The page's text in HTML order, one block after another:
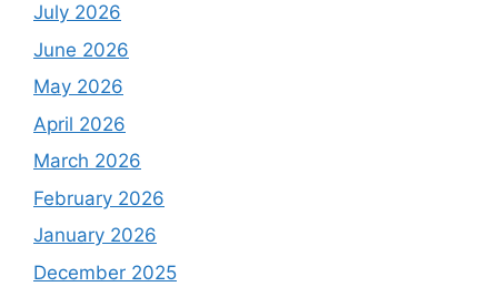
July 2026
June 2026
May 2026
April 2026
March 2026
February 2026
January 2026
December 2025